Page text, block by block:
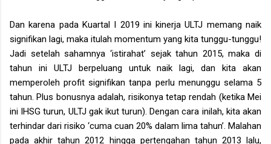
Dan karena pada Kuartal I 2019 ini kinerja ULTJ memang naik
signifikan lagi, maka itulah momentum yang kita tunggu-tunggu!
Jadi setelah sahamnya ‘istirahat’ sejak tahun 2015, maka di
tahun ini ULTJ berpeluang untuk naik lagi, dan kita akan
memperoleh profit signifikan tanpa perlu menunggu selama 5
tahun. Plus bonusnya adalah, risikonya tetap rendah (ketika Mei
ini IHSG turun, ULTJ gak ikut turun). Dengan cara inilah, kita akan
terhindar dari risiko ‘cuma cuan 20% dalam lima tahun’. Malahan
pada akhir tahun 2012 hingga pertengahan tahun 2013 lalu,